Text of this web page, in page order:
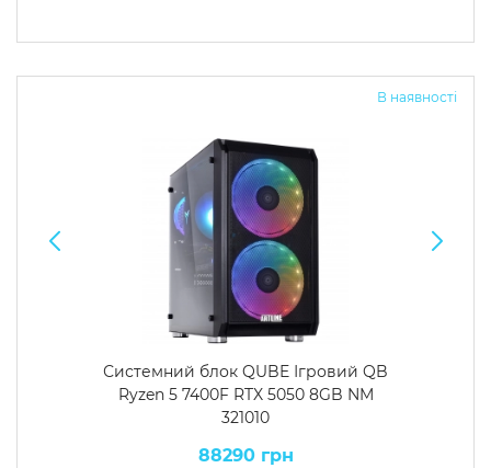
В наявності
Системний блок QUBE Ігровий QB
Ryzen 5 7400F RTX 5050 8GB NM
321010
88290 грн